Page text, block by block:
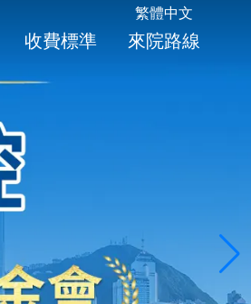
繁體中文
收費標準 來院路線